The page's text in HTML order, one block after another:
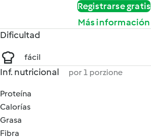
Registrarse gratis
Más información
Dificultad
fácil
Inf. nutricional por 1 porzione
Proteína
Calorías
Grasa
Fibra